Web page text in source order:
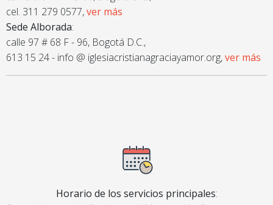
cel. 311 279 0577,ver más
Sede Alborada:
calle 97 # 68 F - 96, Bogotá D.C.,
613 15 24 - info @ iglesiacristianagraciayamor.org,ver más
Horario de los servicios principales: